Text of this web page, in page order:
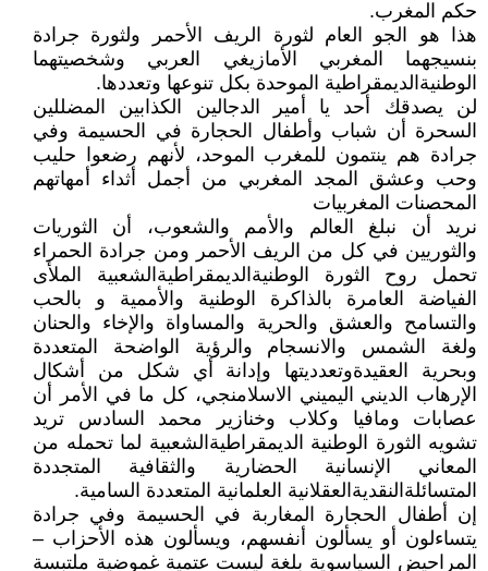
حكم المغرب.
هذا هو الجو العام لثورة الريف الأحمر ولثورة جرادة
بنسيجهما المغربي الأمازيغي العربي وشخصيتهما
الوطنيةالديمقراطية الموحدة بكل تنوعها وتعددها.
لن يصدقك أحد يا أمير الدجالين الكذابين المضللين
السحرة أن شباب وأطفال الحجارة في الحسيمة وفي
جرادة هم ينتمون للمغرب الموحد، لأنهم رضعوا حليب
وحب وعشق المجد المغربي من أجمل أثداء أمهاتهم
المحصنات المغربيات
نريد أن نبلغ العالم والأمم والشعوب، أن الثوريات
والثوريين في كل من الريف الأحمر ومن جرادة الحمراء
تحمل روح الثورة الوطنيةالديمقراطيةالشعبية الملأى
الفياضة العامرة بالذاكرة الوطنية والأممية و بالحب
والتسامح والعشق والحرية والمساواة والإخاء والحنان
ولغة الشمس والانسجام والرؤية الواضحة المتعددة
وبحرية العقيدةوتعدديتها وإدانة أي شكل من أشكال
الإرهاب الديني اليميني الاسلامنجي، كل ما في الأمر أن
عصابات ومافيا وكلاب وخنازير محمد السادس تريد
تشويه الثورة الوطنية الديمقراطيةالشعبية لما تحمله من
المعاني الإنسانية الحضارية والثقافية المتجددة
المتسائلةالنقديةالعقلانية العلمانية المتعددة السامية.
إن أطفال الحجارة المغاربة في الحسيمة وفي جرادة
يتساءلون أو يسألون أنفسهم، ويسألون هذه الأحزاب –
المراحيض السياسوية بلغة ليست عتمية غموضية ملتبسة